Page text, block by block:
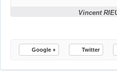
Vincent
Google + Twitter